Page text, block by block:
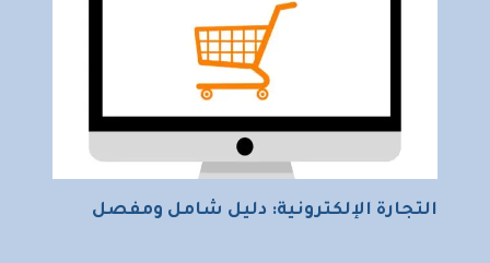
التجارة الإلكترونية: دليل شامل ومفصل